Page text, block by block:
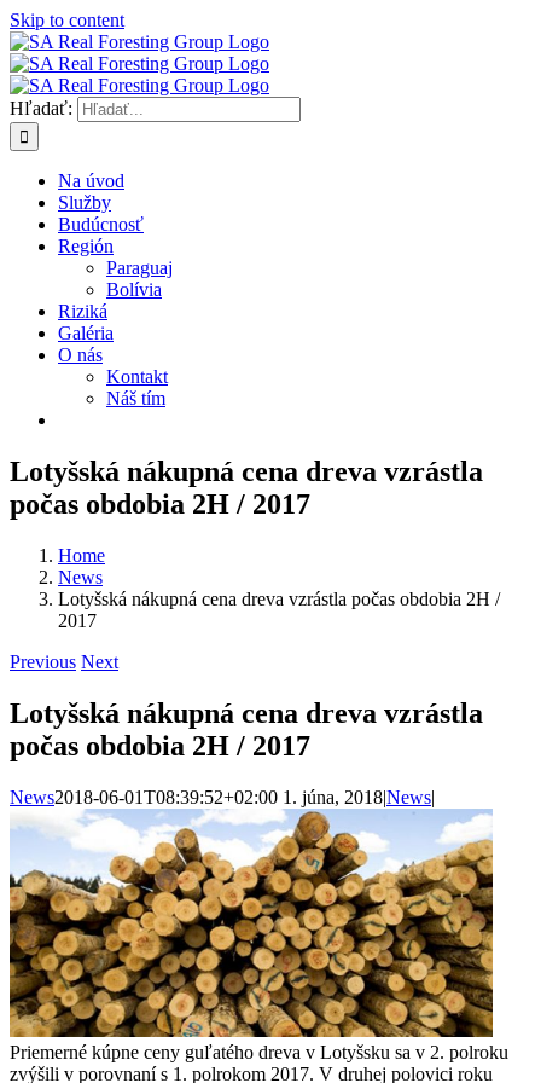
Skip to content
Hľadať:
Na úvod
Služby
Budúcnosť
Región
Paraguaj
Bolívia
Riziká
Galéria
O nás
Kontakt
Náš tím
Lotyšská nákupná cena dreva vzrástla
počas obdobia 2H / 2017
Home
News
Lotyšská nákupná cena dreva vzrástla počas obdobia 2H /
2017
Previous Next
Lotyšská nákupná cena dreva vzrástla
počas obdobia 2H / 2017
News2018-06-01T08:39:52+02:00 1. júna, 2018|News|
Priemerné kúpne ceny guľatého dreva v Lotyšsku sa v 2. polroku
zvýšili v porovnaní s 1. polrokom 2017. V druhej polovici roku